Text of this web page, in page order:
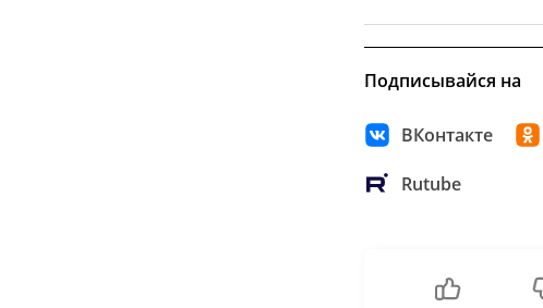
Подписывайся на
ВКонтакте
Rutube